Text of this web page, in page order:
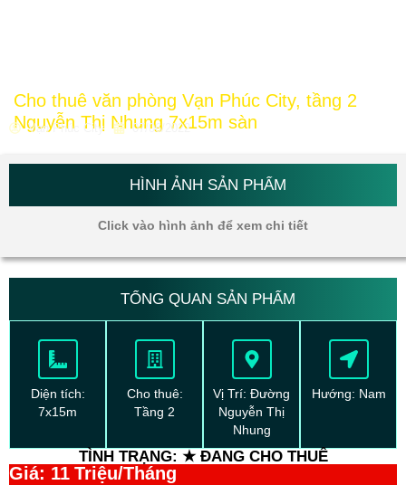
Cho thuê văn phòng Vạn Phúc City, tầng 2
Nguyễn Thị Nhung 7x15m sàn
Vạn Phúc City 07/06/2022
HÌNH ẢNH SẢN PHẨM
Click vào hình ảnh để xem chi tiết
TỔNG QUAN SẢN PHẨM
Diện tích:
7x15m
Cho thuê:
Tầng 2
Vị Trí: Đường
Nguyễn Thị
Nhung
Hướng: Nam
TÌNH TRẠNG: ★ ĐANG CHO THUÊ
Giá: 11 Triệu/Tháng